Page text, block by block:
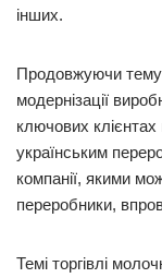
інших.
Продовжуючи тему
модернізації
ключових клієнтах
українським
компанії, якими
переробники,
Темі торгівлі